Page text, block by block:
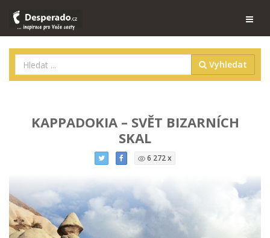
Vyhledat
KAPPADOKIA – SVĚT BIZARNÍCH
SKAL
6 272 x